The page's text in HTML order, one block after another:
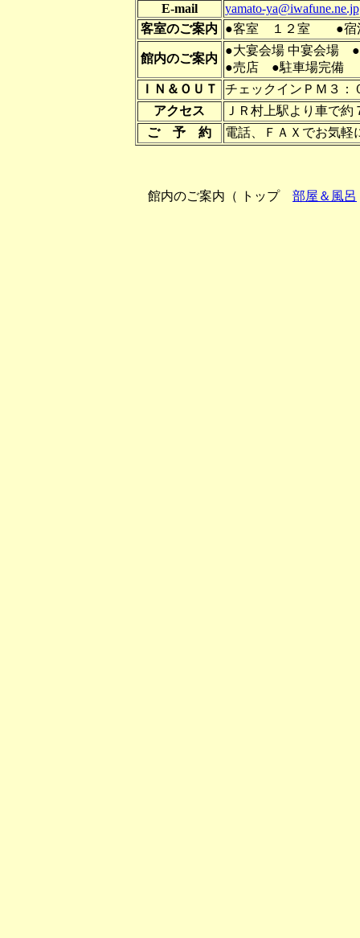
E-mail
yamato-ya@iwafune.ne.jp
客室のご案内
●客室 １２室 ●宿
館内のご案内
●大宴会場 中宴会場
●売店 ●駐車場完備
ＩＮ＆ＯＵＴ
チェックインＰＭ３
アクセス
ＪＲ村上駅より車で約
ご 予 約
電話、ＦＡＸでお気軽
館内のご案内（ トップ 部屋＆風呂